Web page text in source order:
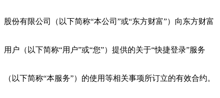
股份有限公司（以下简称“本公司”或“东方财富”）向东方财富
用户（以下简称“用户”或“您”）提供的关于“快捷登录”服务
（以下简称“本服务”）的使用等相关事项所订立的有效合约。